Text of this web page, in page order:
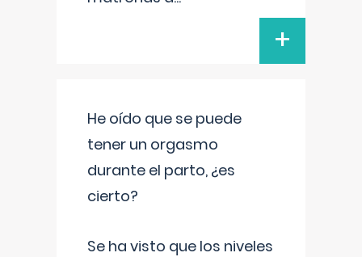
+
He oído que se puede
tener un orgasmo
durante el parto, ¿es
cierto?
Se ha visto que los niveles